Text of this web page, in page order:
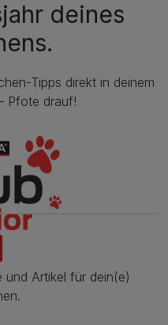
deines
Tipps direkt in deinem
Pfote drauf!
und Artikel für dein(e)